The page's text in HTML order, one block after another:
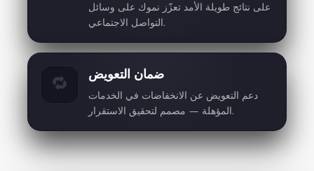
على نتائج طويلة الأمد تعزّز نموك على وسائل
التواصل الاجتماعي.
🔁
ضمان التعويض
دعم التعويض عن الانخفاضات في الخدمات
المؤهلة — مصمم لتحقيق الاستقرار.